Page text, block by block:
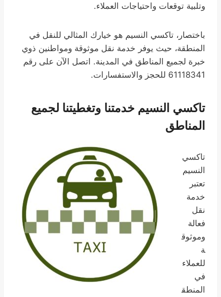
وتلبية توقعات واحتياجات العملاء.
باختصار، تاكسي النسيم هو خيارك المثالي للنقل في
المنطقة، حيث يوفر خدمة نقل موثوقة ومواطنين ذوي
خبرة لجميع المناطق في المدينة. اتصل الآن على رقم
61118341 للحجز والاستفسارات.
تاكسي النسيم خدمتنا وتغطيتنا لجميع
المناطق
تاكسي
النسيم
تعتبر
خدمة
نقل
فعالة
وموثوق
ة
للعملاء
في
المنطق